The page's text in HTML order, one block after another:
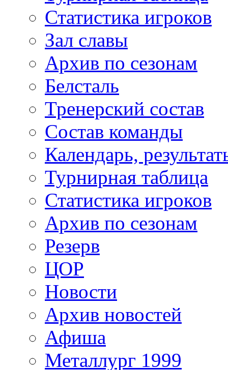
Статистика игроков
Зал славы
Архив по сезонам
Белсталь
Тренерский состав
Состав команды
Календарь,
Турнирная таблица
Статистика игроков
Архив по сезонам
Резерв
ЦОР
Новости
Архив новостей
Афиша
Металлург 1999